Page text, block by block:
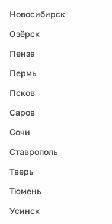
Новосибирск
Озёрск
Пенза
Пермь
Псков
Саров
Сочи
Ставрополь
Тверь
Тюмень
Усинск